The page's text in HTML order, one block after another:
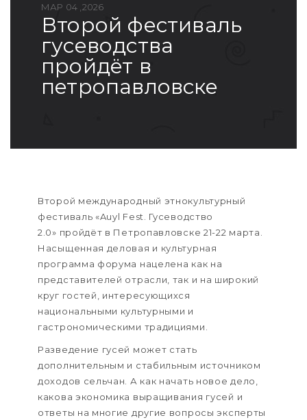
МАР 04 ,2026
второй фестиваль
гусеводства
пройдёт в
петропавловске
Второй международный этнокультурный
фестиваль «Auyl Fest. Гусеводство
2.0» пройдёт в Петропавловске 21-22 марта.
Насыщенная деловая и культурная
программа форума нацелена как на
представителей отрасли, так и на широкий
круг гостей, интересующихся
национальными культурными и
гастрономическими традициями.
Разведение гусей может стать
дополнительным и стабильным источником
доходов сельчан. А как начать новое дело,
какова экономика выращивания гусей и
ответы на многие другие вопросы эксперты